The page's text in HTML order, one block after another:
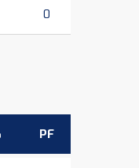
0
PF